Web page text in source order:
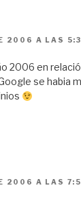
2006 A LAS
2006 en
se habia
2006 A LAS